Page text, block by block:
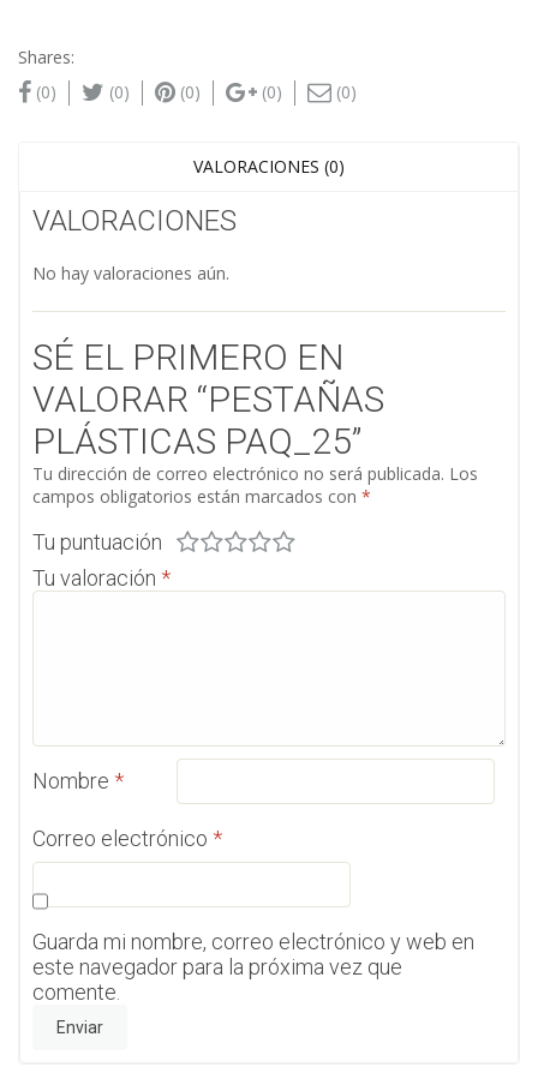
Shares:
(0)
(0) (0) (0) (0)
VALORACIONES (0)
VALORACIONES
No hay valoraciones aún.
SÉ EL PRIMERO EN
VALORAR “PESTAÑAS
PLÁSTICAS PAQ_25”
Tu dirección de correo electrónico no será publicada. Los
campos obligatorios están marcados con *
Tu puntuación
Tu valoración *
Nombre *
Correo electrónico *
Guarda mi nombre, correo electrónico y web en
este navegador para la próxima vez que
comente.